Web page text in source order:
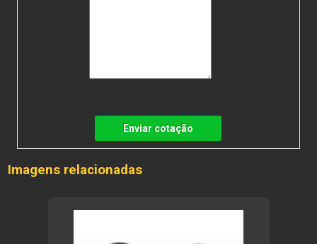
Enviar cotação
Imagens relacionadas